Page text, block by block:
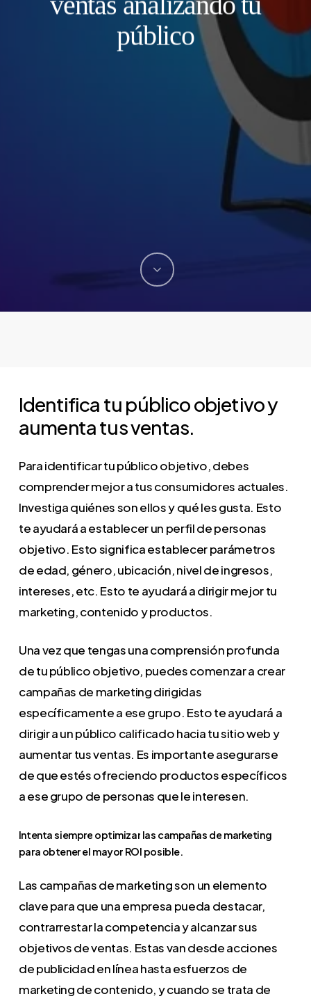
público
Identifica tu públicoobjetivoy
aumentatusventas.
Para identificar tu público objetivo, debes
comprender mejor a tus consumidores actuales.
Investiga quiénes son ellos y qué les gusta. Esto
te ayudará a establecer un perfil de personas
objetivo. Esto significa establecer parámetros
de edad, género, ubicación, nivel de ingresos,
intereses, etc. Esto te ayudará a dirigir mejor tu
marketing, contenido y productos.
Una vez que tengas una comprensión profunda
de tu público objetivo, puedes comenzar a crear
campañas de marketing dirigidas
específicamente a ese grupo. Esto te ayudará a
dirigir a un público calificado hacia tu sitio web y
aumentar tus ventas. Es importante asegurarse
de que estés ofreciendo productos específicos
a ese grupo de personas que le interesen.
Intentasiempre optimizar las campañas de marketing
para obtenerel mayor ROI posible.
Las campañas de marketing son un elemento
clave para que una empresa pueda destacar,
contrarrestar la competencia y alcanzar sus
objetivos de ventas. Estas van desde acciones
de publicidad en línea hasta esfuerzos de
marketing de contenido, y cuando se trata de